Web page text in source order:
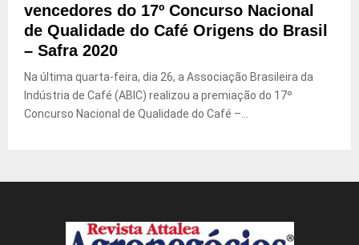
vencedores do 17º Concurso Nacional
de Qualidade do Café Origens do Brasil
– Safra 2020
Na última quarta-feira, dia 26, a Associação Brasileira da
Indústria de Café (ABIC) realizou a premiação do 17º
Concurso Nacional de Qualidade do Café –...